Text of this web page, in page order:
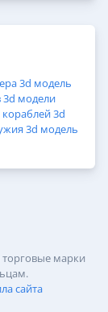
3d модель
3d модели
3d
3d модель
марки
сайта